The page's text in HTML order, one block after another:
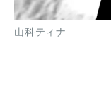
山科ティナ